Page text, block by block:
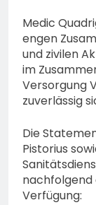
Medic
engen
und zivilen
im
Versorgung
zuverlässig
Die
Pistorius
nachfolgend
Verfügung: